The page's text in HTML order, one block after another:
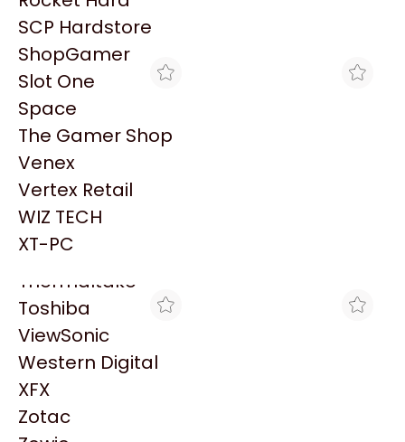
Philips
PowerColor
Razer
Redragon
Samsung
Sandisk
Sapphire
Seagate
Sentey
Solarmax
Thermaltake
Toshiba
ViewSonic
Western Digital
XFX
Zotac
SCP Hardstore
ShopGamer
Slot One
Space
The Gamer Shop
Venex
Vertex Retail
WIZ TECH
XT-PC
Explorá más productos similares
MAX TECNO
MF BROTHER DCP-
CONTINUO
$846.562